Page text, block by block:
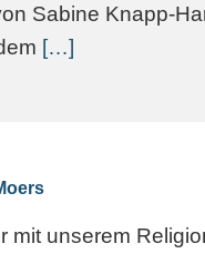
Sabine Knapp-
[…]
mit unserem